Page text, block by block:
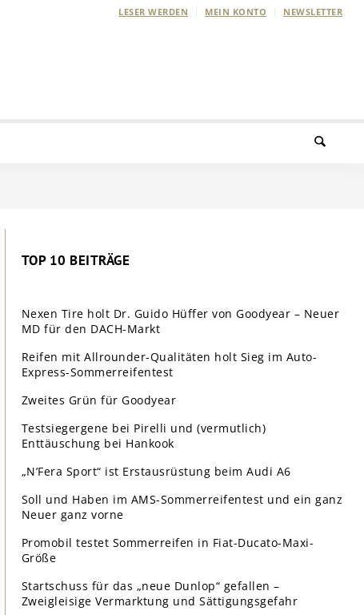
LESER WERDEN MEIN KONTO NEWSLETTER
TOP 10 BEITRÄGE
Nexen Tire holt Dr. Guido Hüffer von Goodyear – Neuer
MD für den DACH-Markt
Reifen mit Allrounder-Qualitäten holt Sieg im Auto-
Express-Sommerreifentest
Zweites Grün für Goodyear
Testsiegergene bei Pirelli und (vermutlich)
Enttäuschung bei Hankook
„N’Fera Sport“ ist Erstausrüstung beim Audi A6
Soll und Haben im AMS-Sommerreifentest und ein ganz
Neuer ganz vorne
Promobil testet Sommerreifen in Fiat-Ducato-Maxi-
Größe
Startschuss für das „neue Dunlop“ gefallen –
Zweigleisige Vermarktung und Sättigungsgefahr